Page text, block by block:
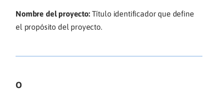
Nombre del proyecto:Título identificador que define
el propósito del proyecto.
O